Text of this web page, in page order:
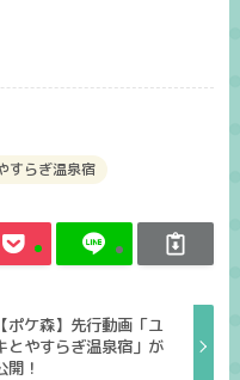
すらぎ温泉宿
【ポケ森】先行動画「ユ
とやすらぎ温泉宿」が
開！